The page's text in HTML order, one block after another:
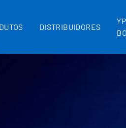
DISTRIBUIDORES